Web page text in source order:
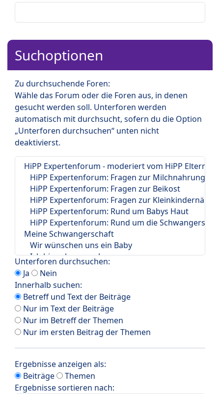
Suchoptionen
Zu durchsuchende Foren:
Wähle das Forum oder die Foren aus, in denen
gesucht werden soll. Unterforen werden
automatisch mit durchsucht, sofern du die Option
„Unterforen durchsuchen“ unten nicht
deaktivierst.
Unterforen durchsuchen:
Ja
Nein
Innerhalb suchen:
Betreff und Text der Beiträge
Nur im Text der Beiträge
Nur im Betreff der Themen
Nur im ersten Beitrag der Themen
Ergebnisse anzeigen als:
Beiträge
Themen
Ergebnisse sortieren nach: